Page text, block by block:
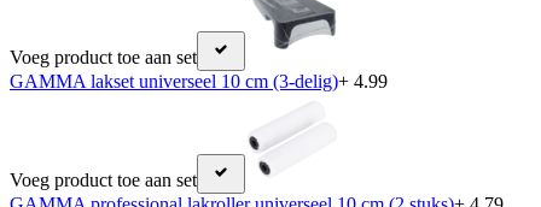
Voeg product toe aan set
GAMMA lakset universeel 10 cm (3-delig)+ 4.99
Voeg product toe aan set